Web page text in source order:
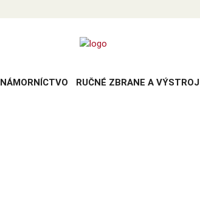
NÁMORNÍCTVO RUČNÉ ZBRANE A VÝSTROJ